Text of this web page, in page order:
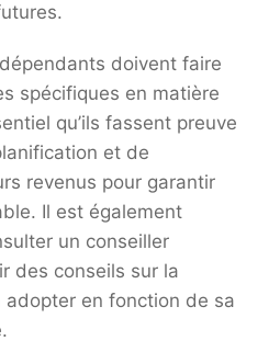
doivent faire
spécifiques en matière
qu’ils fassent preuve
et de
revenus pour garantir
Il est également
un conseiller
des conseils sur la
en fonction de sa